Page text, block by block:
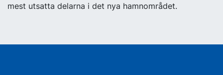
mest utsatta delarna i det nya hamnområdet.